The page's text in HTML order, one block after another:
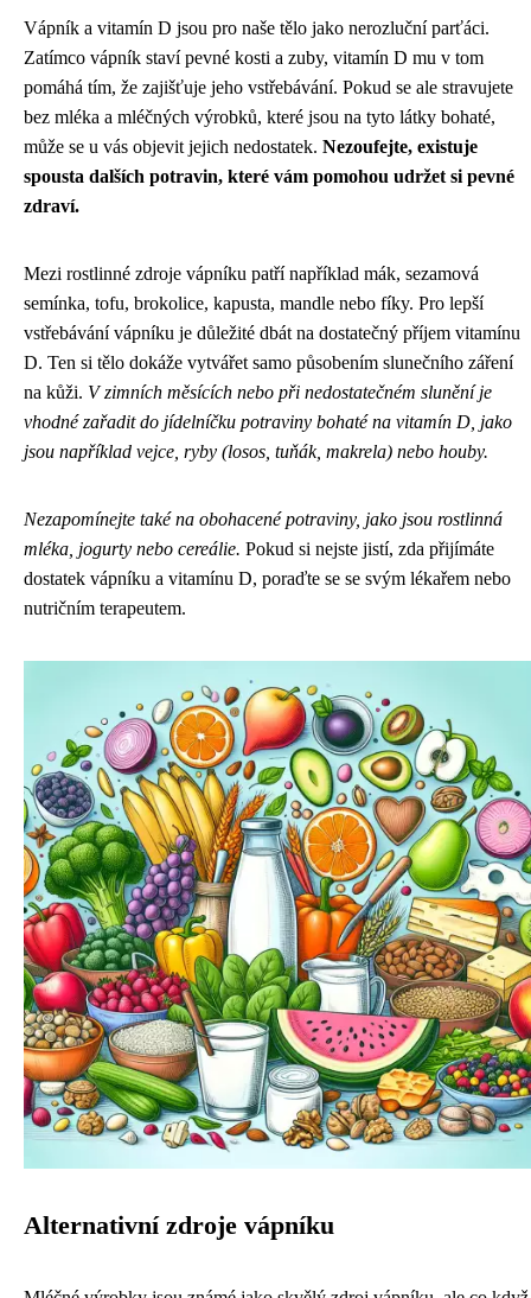
Vápník a vitamín D jsou pro naše tělo jako nerozluční parťáci.
Zatímco vápník staví pevné kosti a zuby, vitamín D mu v tom
pomáhá tím, že zajišťuje jeho vstřebávání. Pokud se ale stravujete
bez mléka a mléčných výrobků, které jsou na tyto látky bohaté,
může se u vás objevit jejich nedostatek. Nezoufejte, existuje
spousta dalších potravin, které vám pomohou udržet si pevné
zdraví.
Mezi rostlinné zdroje vápníku patří například mák, sezamová
semínka, tofu, brokolice, kapusta, mandle nebo fíky. Pro lepší
vstřebávání vápníku je důležité dbát na dostatečný příjem vitamínu
D. Ten si tělo dokáže vytvářet samo působením slunečního záření
na kůži. V zimních měsících nebo při nedostatečném slunění je
vhodné zařadit do jídelníčku potraviny bohaté na vitamín D, jako
jsou například vejce, ryby (losos, tuňák, makrela) nebo houby.
Nezapomínejte také na obohacené potraviny, jako jsou rostlinná
mléka, jogurty nebo cereálie. Pokud si nejste jistí, zda přijímáte
dostatek vápníku a vitamínu D, poraďte se se svým lékařem nebo
nutričním terapeutem.
Alternativní zdroje vápníku